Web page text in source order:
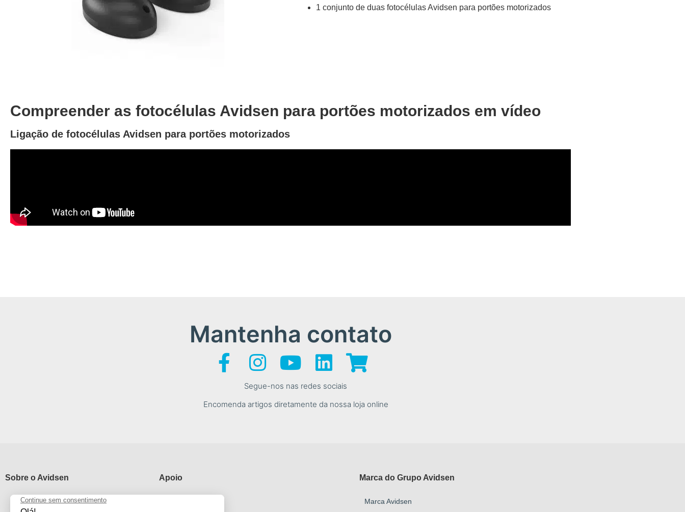
1 conjunto de duas fotocélulas Avidsen para portões motorizados
Compreender as fotocélulas Avidsen para portões motorizados em vídeo
Ligação de fotocélulas Avidsen para portões motorizados
Mantenha contato
Segue-nos nas redes sociais
Encomenda artigos diretamente da nossa loja online
Sobre o Avidsen
Qui sommes nous ?
Apoio Marca do Grupo Avidsen
Marca Avidsen